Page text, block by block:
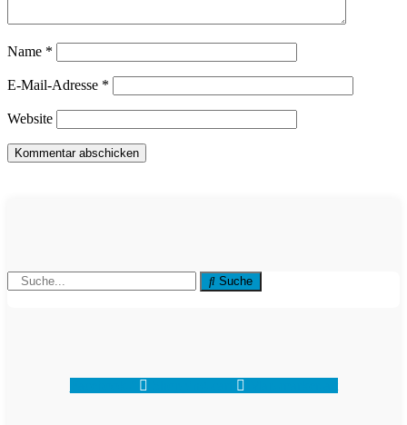
Name *
E-Mail-Adresse *
Website
Suche